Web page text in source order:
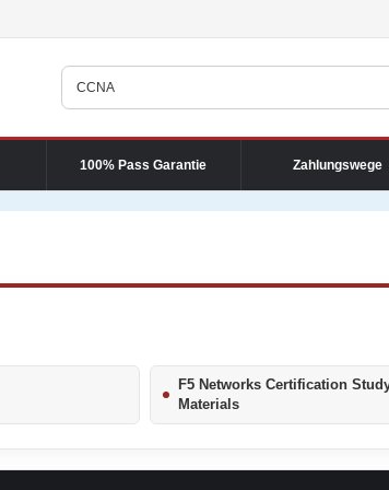
100% Pass Garantie Zahlungswege
F5 Networks Certification
Materials